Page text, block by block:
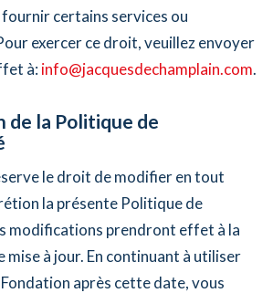
certains services ou
exercer ce droit, veuillez envoyer
à:info@jacquesdechamplain.com.
de la Politique de
le droit de modifier en tout
la présente Politique de
modifications prendront effet à la
mise à jour. En continuant à utiliser
après cette date, vous